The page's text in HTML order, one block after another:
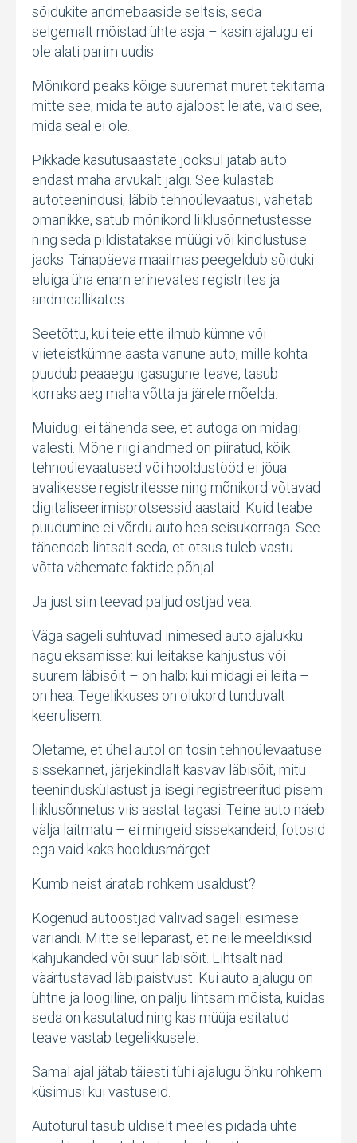
sõidukite andmebaaside seltsis, seda
selgemalt mõistad ühte asja – kasin ajalugu ei
ole alati parim uudis.
Mõnikord peaks kõige suuremat muret tekitama
mitte see, mida te auto ajaloost leiate, vaid see,
mida seal ei ole.
Pikkade kasutusaastate jooksul jätab auto
endast maha arvukalt jälgi. See külastab
autoteenindusi, läbib tehnoülevaatusi, vahetab
omanikke, satub mõnikord liiklusõnnetustesse
ning seda pildistatakse müügi või kindlustuse
jaoks. Tänapäeva maailmas peegeldub sõiduki
eluiga üha enam erinevates registrites ja
andmeallikates.
Seetõttu, kui teie ette ilmub kümne või
viieteistkümne aasta vanune auto, mille kohta
puudub peaaegu igasugune teave, tasub
korraks aeg maha võtta ja järele mõelda.
Muidugi ei tähenda see, et autoga on midagi
valesti. Mõne riigi andmed on piiratud, kõik
tehnoülevaatused või hooldustööd ei jõua
avalikesse registritesse ning mõnikord võtavad
digitaliseerimisprotsessid aastaid. Kuid teabe
puudumine ei võrdu auto hea seisukorraga. See
tähendab lihtsalt seda, et otsus tuleb vastu
võtta vähemate faktide põhjal.
Ja just siin teevad paljud ostjad vea.
Väga sageli suhtuvad inimesed auto ajalukku
nagu eksamisse: kui leitakse kahjustus või
suurem läbisõit – on halb; kui midagi ei leita –
on hea. Tegelikkuses on olukord tunduvalt
keerulisem.
Oletame, et ühel autol on tosin tehnoülevaatuse
sissekannet, järjekindlalt kasvav läbisõit, mitu
teeninduskülastust ja isegi registreeritud pisem
liiklusõnnetus viis aastat tagasi. Teine auto näeb
välja laitmatu – ei mingeid sissekandeid, fotosid
ega vaid kaks hooldusmärget.
Kumb neist äratab rohkem usaldust?
Kogenud autoostjad valivad sageli esimese
variandi. Mitte sellepärast, et neile meeldiksid
kahjukanded või suur läbisõit. Lihtsalt nad
väärtustavad läbipaistvust. Kui auto ajalugu on
ühtne ja loogiline, on palju lihtsam mõista, kuidas
seda on kasutatud ning kas müüja esitatud
teave vastab tegelikkusele.
Samal ajal jätab täiesti tühi ajalugu õhku rohkem
küsimusi kui vastuseid.
Autoturul tasub üldiselt meeles pidada ühte